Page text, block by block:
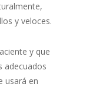
y veloces.
y que
adecuados
usará en